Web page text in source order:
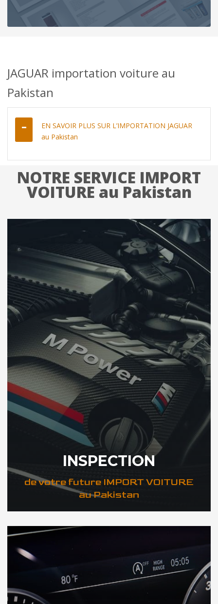
JAGUAR importation voiture au
Pakistan
EN SAVOIR PLUS SUR L’IMPORTATION JAGUAR
au Pakistan
NOTRE SERVICE IMPORT
VOITURE au Pakistan
INSPECTION
de votre future IMPORT VOITURE
au Pakistan
DÉCOUVREZ VOTRE INSPECTION AUTO au Pakistan